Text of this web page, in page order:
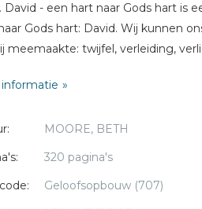
David - een hart naar Gods hart is
Gods hart: David. Wij kunnen
meemaakte: twijfel, verleiding,
dat helemaal aan God is
complete pakket voor
heb je ook nodig:
(ISBN 9789063536954)
MOORE, BETH
320 pagina's
Geloofsopbouw (707)